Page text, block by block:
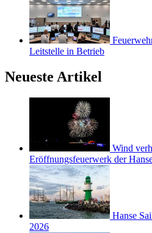
Leitstelle in Betrieb
Neueste Artikel
Wind
Eröffnungsfeuerwerk der
Hanse
2026